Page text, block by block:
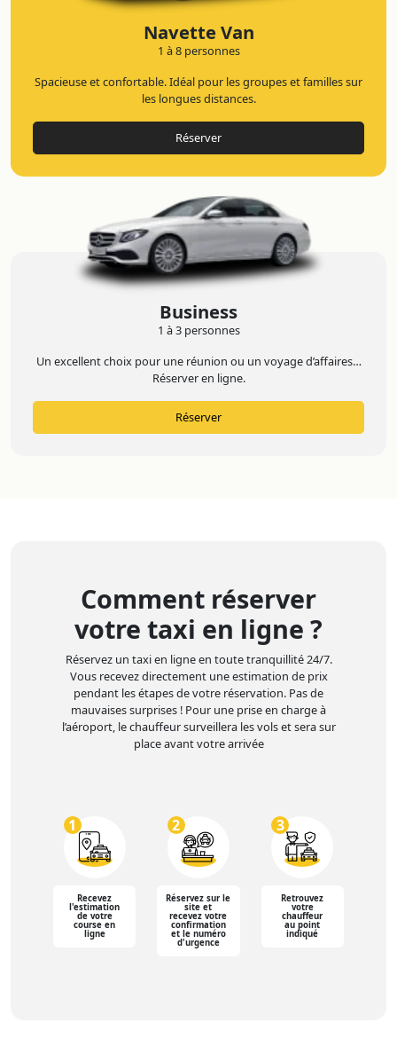
Navette Van
1 à 8 personnes
Spacieuse et confortable. Idéal pour les groupes et familles sur
les longues distances.
Réserver
Business
1 à 3 personnes
Un excellent choix pour une réunion ou un voyage d’affaires…
Réserver en ligne.
Réserver
Comment réserver
votre taxi en ligne ?
Réservez un taxi en ligne en toute tranquillité 24/7.
Vous recevez directement une estimation de prix
pendant les étapes de votre réservation. Pas de
mauvaises surprises ! Pour une prise en charge à
l’aéroport, le chauffeur surveillera les vols et sera sur
place avant votre arrivée
1
Recevez
l'estimation
de votre
course en
ligne
2
Réservez sur le
site et
recevez votre
confirmation
et le numéro
d'urgence
3
Retrouvez
votre
chauffeur
au point
indiqué